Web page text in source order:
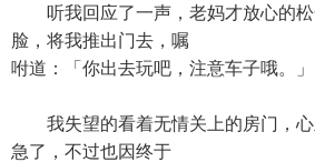
听我回应了一声，老妈才放心的松
脸，将我推出门去，嘱
咐道：「你出去玩吧，注意车子哦。」
我失望的看着无情关上的房门，心
急了，不过也因终于